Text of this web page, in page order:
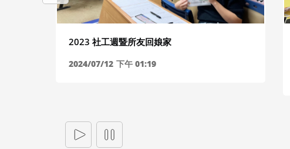
2023 社工週暨所友回娘家
2024/07/12 下午 01:19